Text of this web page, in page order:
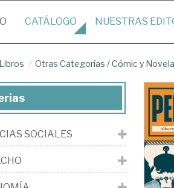
(CURRENT)
CATÁLOGO NUESTRAS
Libros Otras Categorías /Cómic y
SOCIALES